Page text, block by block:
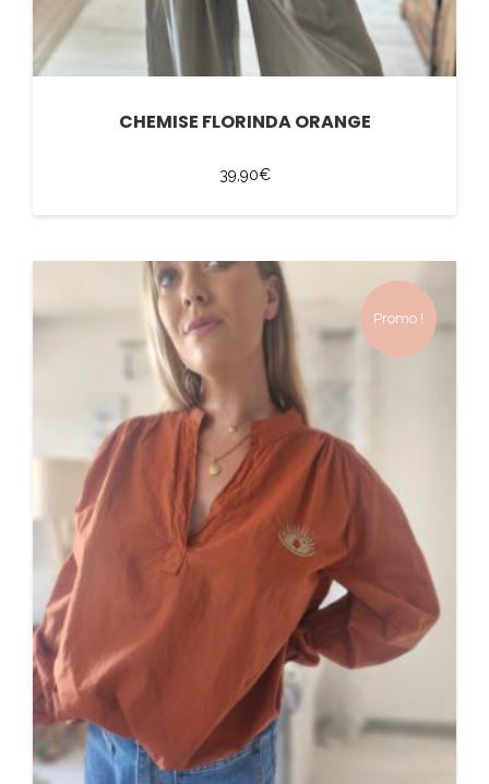
CHEMISE FLORINDA ORANGE
39,90€
Promo !